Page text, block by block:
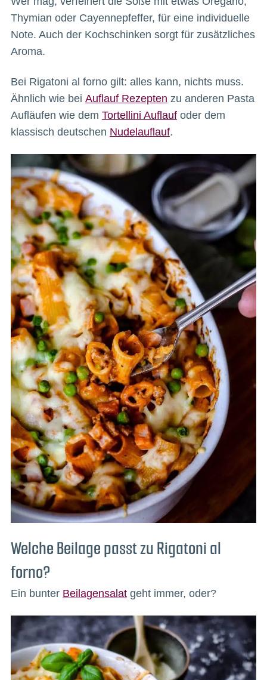
Thymian oder Cayennepfeffer, für eine individuelle
Note. Auch der Kochschinken sorgt für zusätzliches
Aroma.
Bei Rigatoni al forno gilt: alles kann, nichts muss.
Ähnlich wie bei Auflauf Rezepten zu anderen Pasta
Aufläufen wie dem Tortellini Auflaufoder dem
klassisch deutschen Nudelauflauf.
Welche Beilage passt zu Rigatoni al
forno?
Ein bunter Beilagensalatgeht immer, oder?